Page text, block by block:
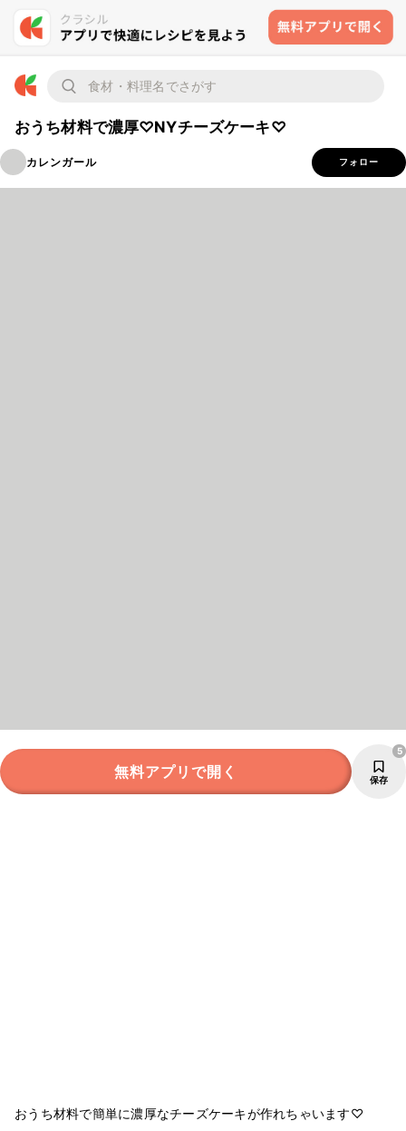
おうち材料で濃厚♡NYチーズケーキ♡
カレンガール フォロー
無料アプリで開く 保存
5
おうち材料で簡単に濃厚なチーズケーキが作れちゃいます♡